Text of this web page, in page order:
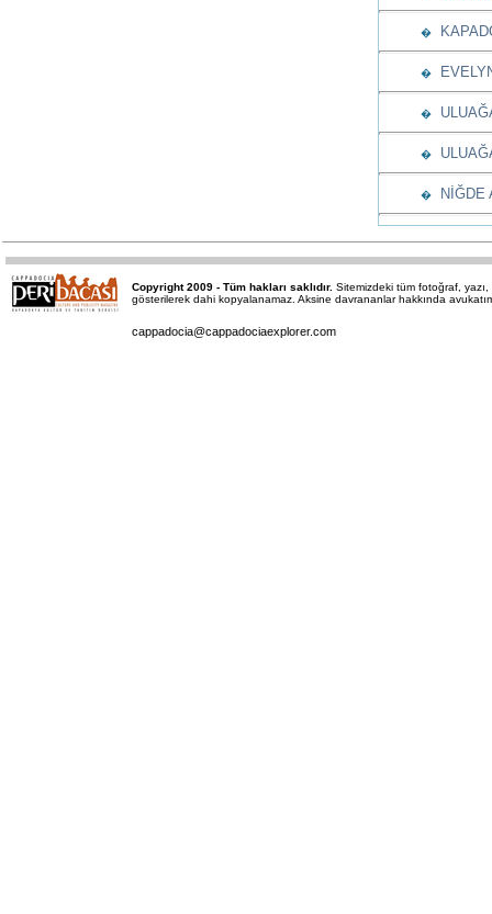
�
�
�
�
� NİĞDE
Copyright 2009 - Tüm hakları saklıdır. Sitemizdeki tüm fotoğraf,
gösterilerek dahi kopyalanamaz. Aksine davrananlar hakkında
cappadocia@cappadociaexplorer.com